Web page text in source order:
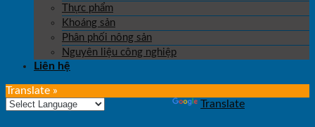
Thực phẩm
Khoáng sản
Phân phối nông sản
Nguyên liệu công nghiệp
Liên hệ
Translate »
Translate